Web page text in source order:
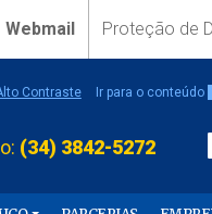
Webmail Proteção de
Contraste Ir para o conteúdo
(34) 3842-5272